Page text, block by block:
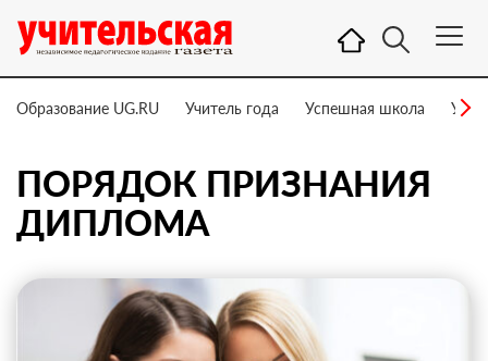
Образование UG.RU Учитель года Успешная школа
ПОРЯДОК ПРИЗНАНИЯ
ДИПЛОМА